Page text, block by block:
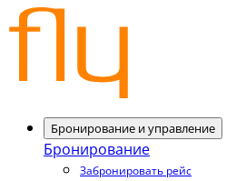
Бронирование и управление
Бронирование
Забронировать рейс